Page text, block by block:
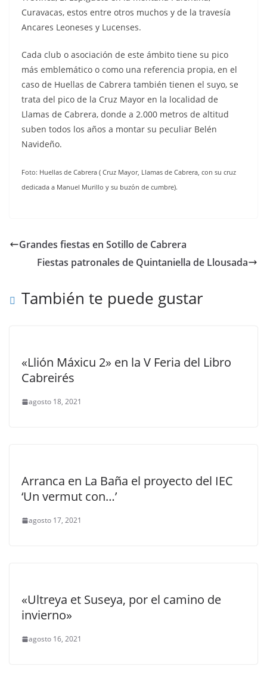
Curavacas, estos entre otros muchos y de la travesía
Ancares Leoneses y Lucenses.
Cada club o asociación de este ámbito tiene su pico
más emblemático o como una referencia propia, en el
caso de Huellas de Cabrera también tienen el suyo, se
trata del pico de la Cruz Mayor en la localidad de
Llamas de Cabrera, donde a 2.000 metros de altitud
suben todos los años a montar su peculiar Belén
Navideño.
Foto: Huellas de Cabrera ( Cruz Mayor, Llamas de Cabrera, con su cruz
dedicada a Manuel Murillo y su buzón de cumbre).
Grandes fiestas en Sotillo de Cabrera
Fiestas patronales de Quintaniella de Llousada
También te puede gustar
«Llión Máxicu 2» en la V Feria del Libro
Cabreirés
agosto 18, 2021
Arranca en La Baña el proyecto del IEC
‘Un vermut con…’
agosto 17, 2021
«Ultreya et Suseya, por el camino de
invierno»
agosto 16, 2021